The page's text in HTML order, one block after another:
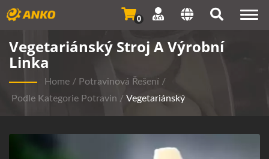
0
Vegetariánský Stroj A Výrobní
Linka
Home / Potravinová Řešení /
Podle Kategorie Potravin / Vegetariánský